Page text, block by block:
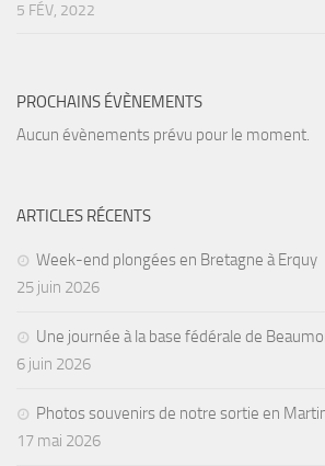
5 FÉV, 2022
PROCHAINS ÉVÈNEMENTS
Aucun évènements prévu pour le moment.
ARTICLES RÉCENTS
Week-end plongées en Bretagne à Erquy
25 juin 2026
Une journée à la base fédérale de
6 juin 2026
Photos souvenirs de notre sortie en
17 mai 2026